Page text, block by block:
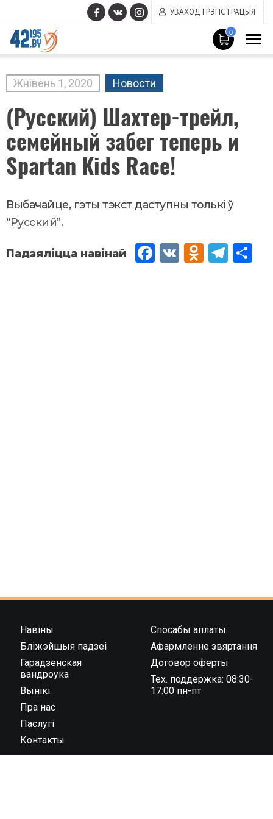
УВАХОД І РЭГІСТРАЦЫЯ
0
MAIN
CONTENT
Жнівень 1, 2020 Новости
(Русский) Шахтер-трейл,
семейный забег теперь и
Spartan Kids Race!
Выбачайце, гэты тэкст даступны толькі ў
“Русский”.
Fac
VK
Od
Tel
Навіны
Бліжэйшыя падзеі
Гарадзенская
вандроука
Вынікі
Пра нас
Паслугі
Контакты
Спосабы аплаты
Афармленне звяртання
Договор оферты
Тех. поддержка: 08:30-
17:00 пн-пт